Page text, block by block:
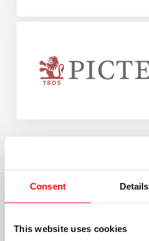
Consent Details
This website uses cookies
SILVER SPONSORS